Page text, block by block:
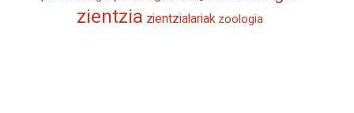
zientzia zientzialariak zoologia